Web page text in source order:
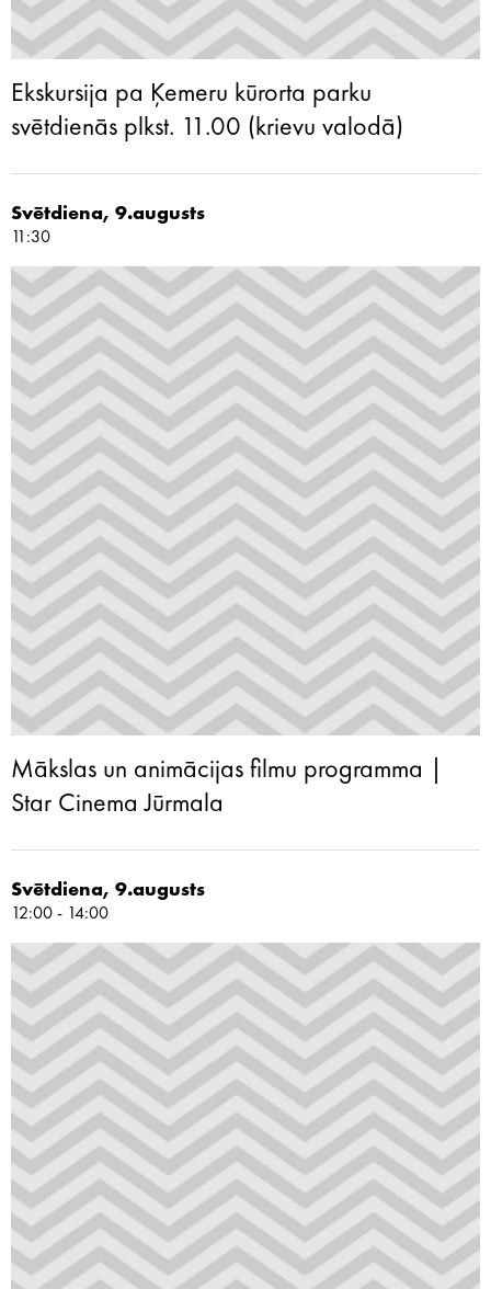
Ekskursija pa Ķemeru kūrorta parku
svētdienās plkst. 11.00 (krievu valodā)
Svētdiena, 9.augusts
11:30
Mākslas un animācijas filmu programma |
Star Cinema Jūrmala
Svētdiena, 9.augusts
12:00 - 14:00